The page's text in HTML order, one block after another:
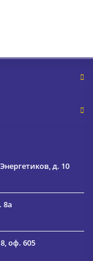
д. 10
8а
оф. 605